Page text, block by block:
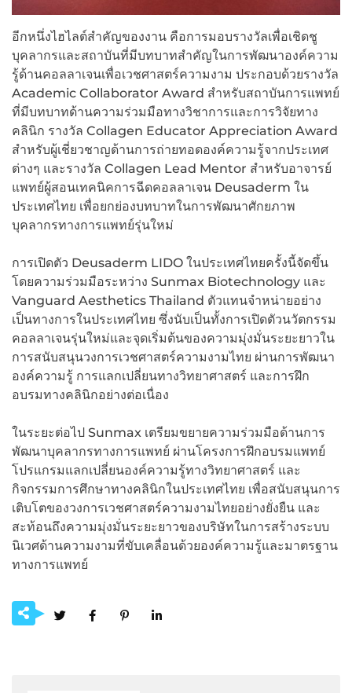
อีกหนึ่งไฮไลต์สำคัญของงาน คือการมอบรางวัลเพื่อเชิดชู
บุคลากรและสถาบันที่มีบทบาทสำคัญในการพัฒนาองค์ความ
รู้ด้านคอลลาเจนเพื่อเวชศาสตร์ความงาม ประกอบด้วยรางวัล
Academic Collaborator Award สำหรับสถาบันการแพทย์
ที่มีบทบาทด้านความร่วมมือทางวิชาการและการวิจัยทาง
คลินิก รางวัล Collagen Educator Appreciation Award
สำหรับผู้เชี่ยวชาญด้านการถ่ายทอดองค์ความรู้จากประเทศ
ต่างๆ และรางวัล Collagen Lead Mentor สำหรับอาจารย์
แพทย์ผู้สอนเทคนิคการฉีดคอลลาเจน Deusaderm ใน
ประเทศไทย เพื่อยกย่องบทบาทในการพัฒนาศักยภาพ
บุคลากรทางการแพทย์รุ่นใหม่
การเปิดตัว Deusaderm LIDO ในประเทศไทยครั้งนี้จัดขึ้น
โดยความร่วมมือระหว่าง Sunmax Biotechnology และ
Vanguard Aesthetics Thailand ตัวแทนจำหน่ายอย่าง
เป็นทางการในประเทศไทย ซึ่งนับเป็นทั้งการเปิดตัวนวัตกรรม
คอลลาเจนรุ่นใหม่และจุดเริ่มต้นของความมุ่งมั่นระยะยาวใน
การสนับสนุนวงการเวชศาสตร์ความงามไทย ผ่านการพัฒนา
องค์ความรู้ การแลกเปลี่ยนทางวิทยาศาสตร์ และการฝึก
อบรมทางคลินิกอย่างต่อเนื่อง
ในระยะต่อไป Sunmax เตรียมขยายความร่วมมือด้านการ
พัฒนาบุคลากรทางการแพทย์ ผ่านโครงการฝึกอบรมแพทย์
โปรแกรมแลกเปลี่ยนองค์ความรู้ทางวิทยาศาสตร์ และ
กิจกรรมการศึกษาทางคลินิกในประเทศไทย เพื่อสนับสนุนการ
เติบโตของวงการเวชศาสตร์ความงามไทยอย่างยั่งยืน และ
สะท้อนถึงความมุ่งมั่นระยะยาวของบริษัทในการสร้างระบบ
นิเวศด้านความงามที่ขับเคลื่อนด้วยองค์ความรู้และมาตรฐาน
ทางการแพทย์